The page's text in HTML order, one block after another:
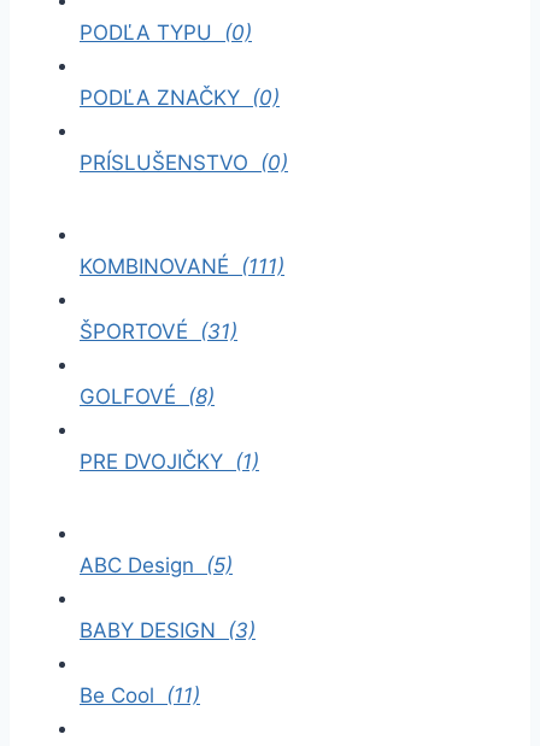
PODĽA TYPU (0)
PODĽA ZNAČKY (0)
PRÍSLUŠENSTVO (0)
KOMBINOVANÉ (111)
ŠPORTOVÉ (31)
GOLFOVÉ (8)
PRE DVOJIČKY (1)
ABC Design (5)
BABY DESIGN (3)
Be Cool (11)